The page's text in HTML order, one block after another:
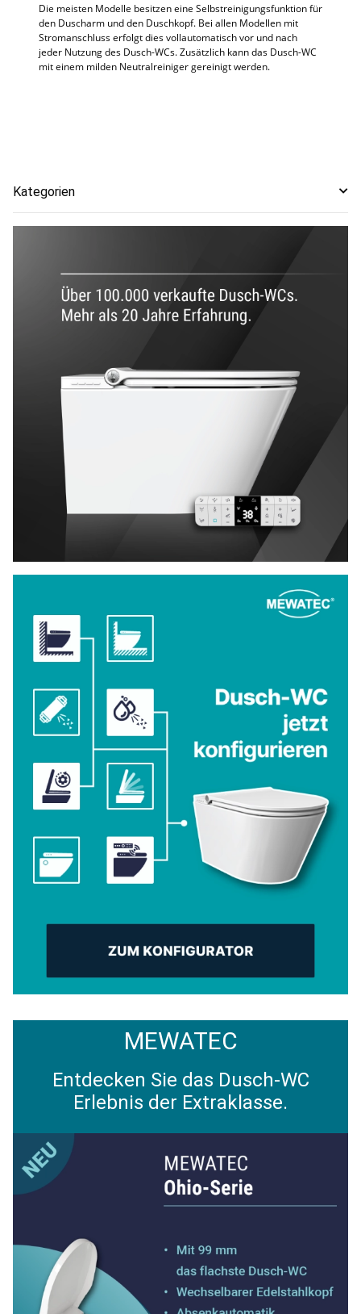
Die meisten Modelle besitzen eine Selbstreinigungsfunktion für
den Duscharm und den Duschkopf. Bei allen Modellen mit
Stromanschluss erfolgt dies vollautomatisch vor und nach
jeder Nutzung des Dusch-WCs. Zusätzlich kann das Dusch-WC
mit einem milden Neutralreiniger gereinigt werden.
Kategorien
MEWATEC
Entdecken Sie das Dusch-WC
Erlebnis der Extraklasse.